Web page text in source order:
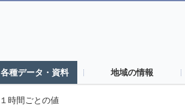
各種データ・資料 地域の情報
１時間ごとの値